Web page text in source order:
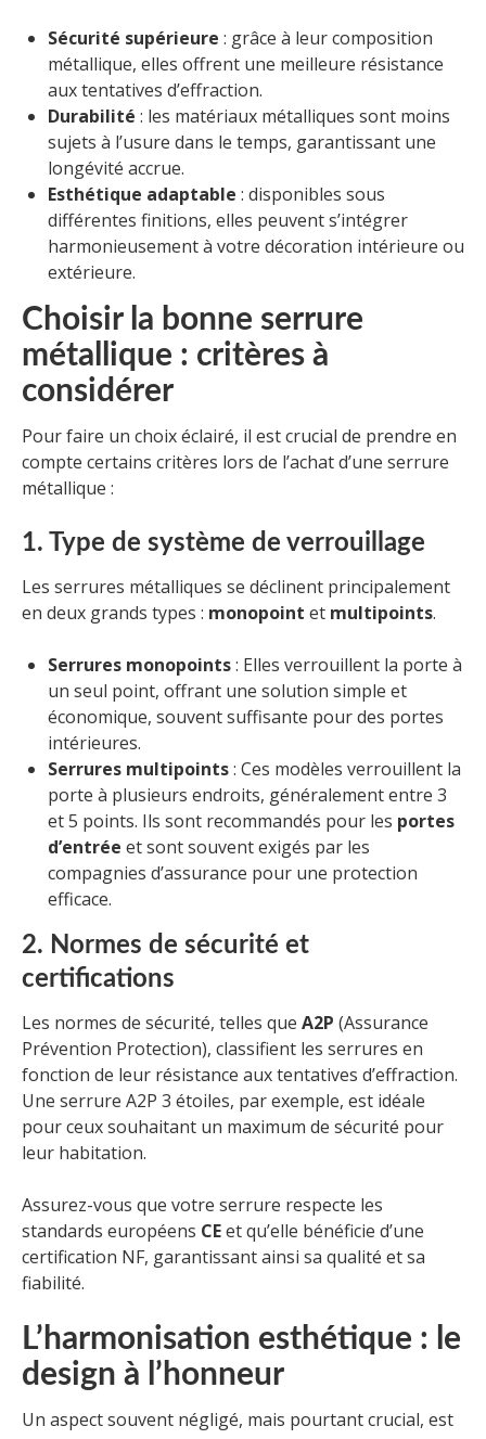
Sécurité supérieure : grâce à leur composition
métallique, elles offrent une meilleure résistance
aux tentatives d’effraction.
Durabilité : les matériaux métalliques sont moins
sujets à l’usure dans le temps, garantissant une
longévité accrue.
Esthétique adaptable : disponibles sous
différentes finitions, elles peuvent s’intégrer
harmonieusement à votre décoration intérieure ou
extérieure.
Choisir la bonne serrure
métallique : critères à
considérer
Pour faire un choix éclairé, il est crucial de prendre en
compte certains critères lors de l’achat d’une serrure
métallique :
1. Type de système de verrouillage
Les serrures métalliques se déclinent principalement
en deux grands types : monopoint et multipoints.
Serrures monopoints: Elles verrouillent la porte à
un seul point, offrant une solution simple et
économique, souvent suffisante pour des portes
intérieures.
Serrures multipoints: Ces modèles verrouillent la
porte à plusieurs endroits, généralement entre 3
et 5 points. Ils sont recommandés pour les portes
d’entrée et sont souvent exigés par les
compagnies d’assurance pour une protection
efficace.
2. Normes de sécurité et
certifications
Les normes de sécurité, telles que A2P (Assurance
Prévention Protection), classifient les serrures en
fonction de leur résistance aux tentatives d’effraction.
Une serrure A2P 3 étoiles, par exemple, est idéale
pour ceux souhaitant un maximum de sécurité pour
leur habitation.
Assurez-vous que votre serrure respecte les
standards européens CEet qu’elle bénéficie d’une
certification NF, garantissant ainsi sa qualité et sa
fiabilité.
L’harmonisation esthétique : le
design à l’honneur
Un aspect souvent négligé, mais pourtant crucial, est